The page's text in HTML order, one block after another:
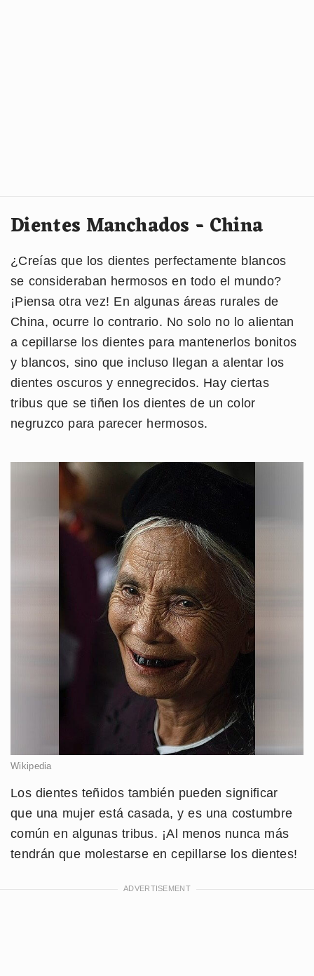
Dientes Manchados - China
¿Creías que los dientes perfectamente blancos
se consideraban hermosos en todo el mundo?
¡Piensa otra vez! En algunas áreas rurales de
China, ocurre lo contrario. No solo no lo alientan
a cepillarse los dientes para mantenerlos bonitos
y blancos, sino que incluso llegan a alentar los
dientes oscuros y ennegrecidos. Hay ciertas
tribus que se tiñen los dientes de un color
negruzco para parecer hermosos.
Wikipedia
Los dientes teñidos también pueden significar
que una mujer está casada, y es una costumbre
común en algunas tribus. ¡Al menos nunca más
tendrán que molestarse en cepillarse los dientes!